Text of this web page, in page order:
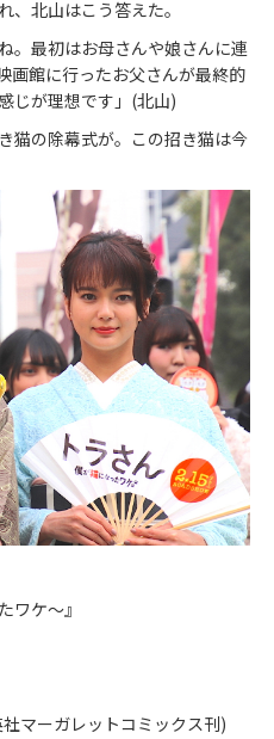
、北山はこう答えた。
。最初はお母さんや娘さんに連
画館に行ったお父さんが最終的
じが理想です」(北山)
猫の除幕式が。この招き猫は今
ワケ〜』
マーガレットコミックス刊)